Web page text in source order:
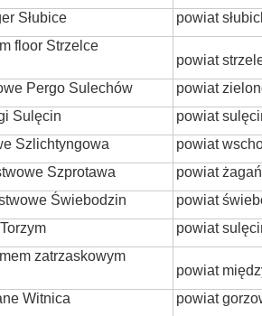
Słubice
powiat
floor Strzelce
powiat
Pergo Sulechów
powiat
Sulęcin
powiat
Szlichtyngowa
powiat
Szprotawa
powiat
Świebodzin
powiat
powiat
zatrzaskowym
powiat
Witnica
powiat